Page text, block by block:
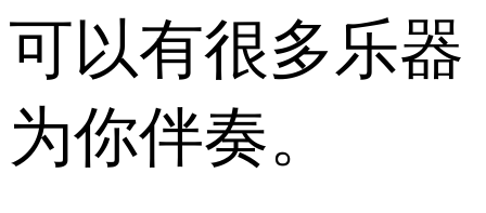
可以有很多乐器
为你伴奏。